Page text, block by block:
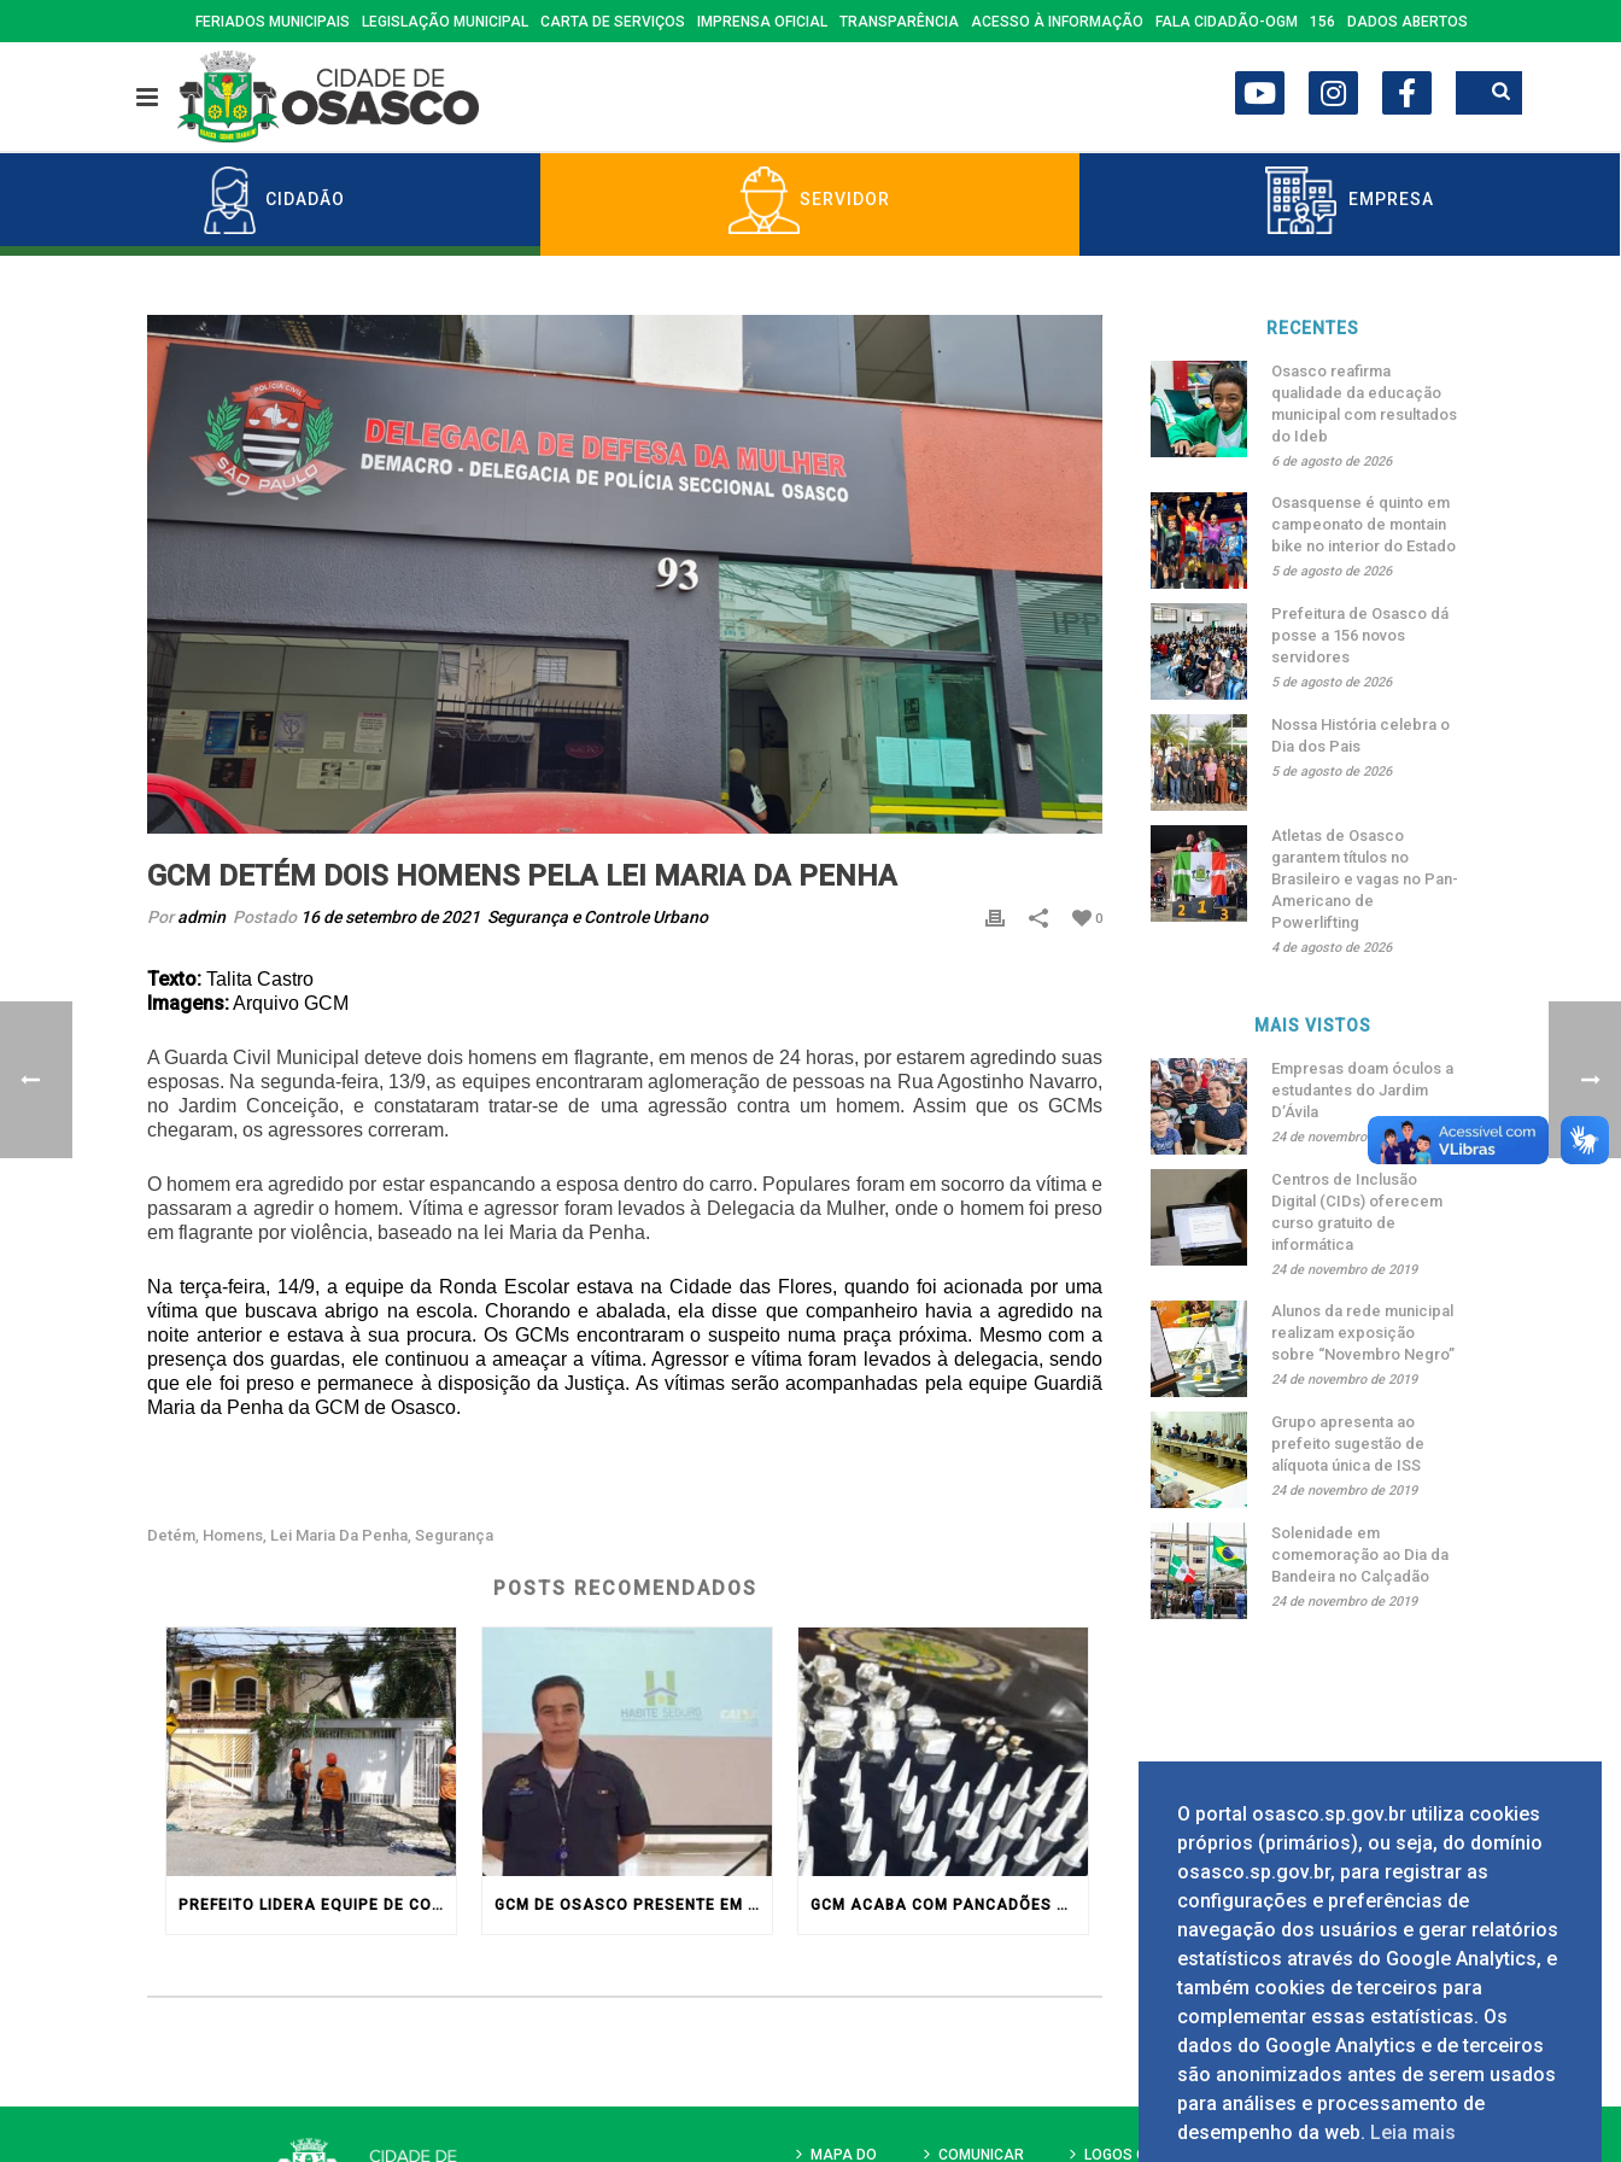
FERIADOS MUNICIPAIS LEGISLAÇÃO MUNICIPAL CARTA DE SERVIÇOS IMPRENSA OFICIAL TRANSPARÊNCIA ACESSO À INFORMAÇÃO FALA CIDADÃO-OGM 156 DADOS ABERTOS
CIDADÃO SERVIDOR EMPRESA
GCM DETÉM DOIS HOMENS PELA LEI MARIA DA PENHA
Poradmin Postado 16 de setembro de 2021 Segurança e Controle Urbano 0
Texto: Talita Castro
Imagens:Arquivo GCM
A Guarda Civil Municipal deteve dois homens em flagrante, em menos de 24 horas, por estarem agredindo suas
esposas. Na segunda-feira, 13/9, as equipes encontraram aglomeração de pessoas na Rua Agostinho Navarro,
no Jardim Conceição, e constataram tratar-se de uma agressão contra um homem. Assim que os GCMs
chegaram, os agressores correram.
O homem era agredido por estar espancando a esposa dentro do carro. Populares foram em socorro da vítima e
passaram a agredir o homem. Vítima e agressor foram levados à Delegacia da Mulher, onde o homem foi preso
em flagrante por violência, baseado na lei Maria da Penha.
Na terça-feira, 14/9, a equipe da Ronda Escolar estava na Cidade das Flores, quando foi acionada por uma
vítima que buscava abrigo na escola. Chorando e abalada, ela disse que companheiro havia a agredido na
noite anterior e estava à sua procura. Os GCMs encontraram o suspeito numa praça próxima. Mesmo com a
presença dos guardas, ele continuou a ameaçar a vítima. Agressor e vítima foram levados à delegacia, sendo
que ele foi preso e permanece à disposição da Justiça. As vítimas serão acompanhadas pela equipe Guardiã
Maria da Penha da GCM de Osasco.
Detém, Homens, Lei Maria Da Penha, Segurança
POSTS RECOMENDADOS
PREFEITO LIDERA EQUIPE DE CONTINGÊNCIA E INTENSIFICA VISTORIA NA CIDADE APÓS FORTES CHUVAS GCM DE OSASCO PRESENTE EM BRASÍLIA GCM ACABA COM PANCADÕES E APREENDE MOTOS, CARRO E DROGAS
RECENTES
Osasco reafirma
qualidade da educação
municipal com resultados
do Ideb
6 de agosto de 2026
Osasquense é quinto em
campeonato de montain
bike no interior do Estado
5 de agosto de 2026
Prefeitura de Osasco dá
posse a 156 novos
servidores
5 de agosto de 2026
Nossa História celebra o
Dia dos Pais
5 de agosto de 2026
Atletas de Osasco
garantem títulos no
Brasileiro e vagas no Pan-
Americano de
Powerlifting
4 de agosto de 2026
MAIS VISTOS
Empresas doam óculos a
estudantes do Jardim
D’Ávila
24 de novembro de 2019
Centros de Inclusão
Digital (CIDs) oferecem
curso gratuito de
informática
24 de novembro de 2019
Alunos da rede municipal
realizam exposição
sobre “Novembro Negro”
24 de novembro de 2019
Grupo apresenta ao
prefeito sugestão de
alíquota única de ISS
24 de novembro de 2019
Solenidade em
comemoração ao Dia da
Bandeira no Calçadão
24 de novembro de 2019
MAPA DO COMUNICAR LOGOS OFICIAIS E MANUAL DA
O portal osasco.sp.gov.br utiliza cookies
próprios (primários), ou seja, do domínio
osasco.sp.gov.br, para registrar as
configurações e preferências de
navegação dos usuários e gerar relatórios
estatísticos através do Google Analytics, e
também cookies de terceiros para
complementar essas estatísticas. Os
dados do Google Analytics e de terceiros
são anonimizados antes de serem usados
para análises e processamento de
desempenho da web. Leia mais